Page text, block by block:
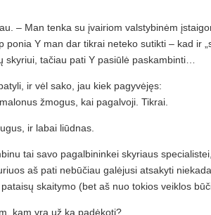
– Man tenka su įvairiom valstybinėm
ponia Y man dar tikrai neteko sutikti – kad ir
skyriui, tačiau pati Y pasiūlė paskambinti…
ir vėl sako, jau kiek pagyvėjęs:
žmogus, kai pagalvoji. Tikrai.
ir labai liūdnas.
tai savo pagalbininkei skyriaus
aš pati nebūčiau galėjusi atsakyti
skaitymo (bet aš nuo tokios veiklos
kam yra už ką padėkoti?